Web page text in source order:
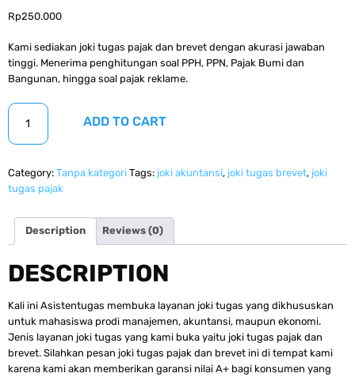
Rp250.000
Kami sediakan joki tugas pajak dan brevet dengan akurasi jawaban
tinggi. Menerima penghitungan soal PPH, PPN, Pajak Bumi dan
Bangunan, hingga soal pajak reklame.
ADD TO CART
Category: Tanpa kategori Tags: joki akuntansi, joki tugas brevet, joki
tugas pajak
Description Reviews (0)
DESCRIPTION
Kali ini Asistentugas membuka layanan joki tugas yang dikhususkan
untuk mahasiswa prodi manajemen, akuntansi, maupun ekonomi.
Jenis layanan joki tugas yang kami buka yaitu joki tugas pajak dan
brevet. Silahkan pesan joki tugas pajak dan brevet ini di tempat kami
karena kami akan memberikan garansi nilai A+ bagi konsumen yang